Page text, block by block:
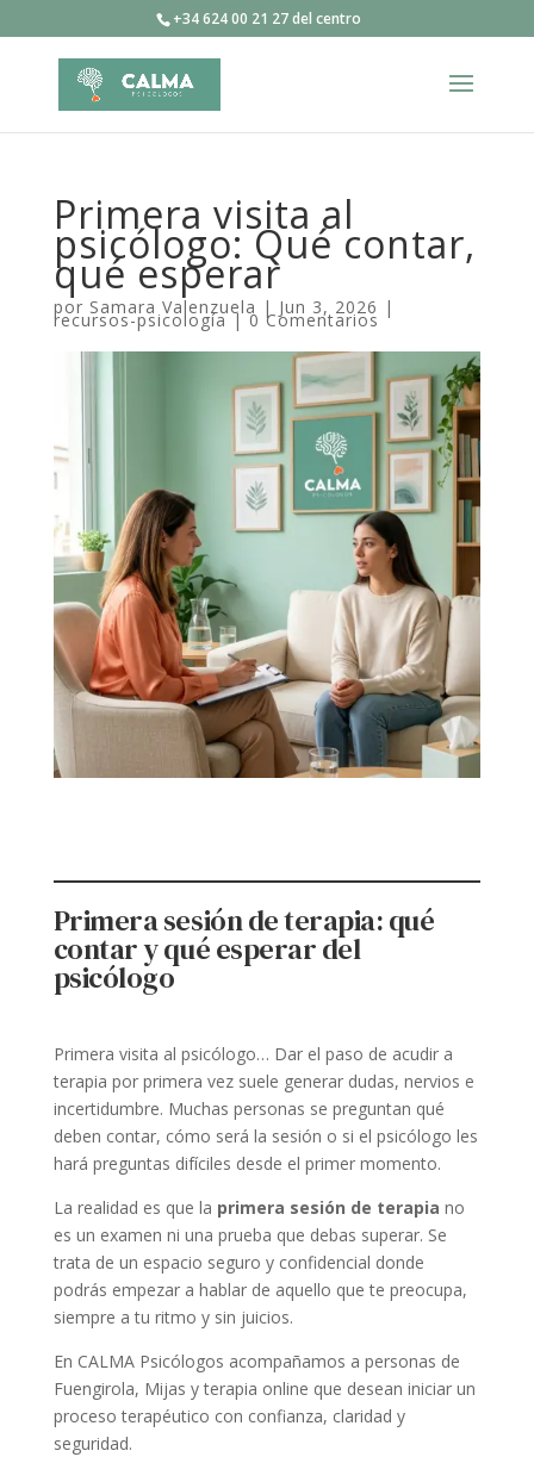
+34 624 00 21 27 del centro
Primera visita al
psicólogo: Qué contar,
qué esperar
por Samara Valenzuela | Jun 3, 2026 |
recursos-psicología|0 Comentarios
Primera sesión de terapia: qué
contar y qué esperar del
psicólogo
Primera visita al psicólogo… Dar el paso de acudir a
terapia por primera vez suele generar dudas, nervios e
incertidumbre. Muchas personas se preguntan qué
deben contar, cómo será la sesión o si el psicólogo les
hará preguntas difíciles desde el primer momento.
La realidad es que la primera sesión de terapia no
es un examen ni una prueba que debas superar. Se
trata de un espacio seguro y confidencial donde
podrás empezar a hablar de aquello que te preocupa,
siempre a tu ritmo y sin juicios.
En CALMA Psicólogos acompañamos a personas de
Fuengirola, Mijas y terapia online que desean iniciar un
proceso terapéutico con confianza, claridad y
seguridad.